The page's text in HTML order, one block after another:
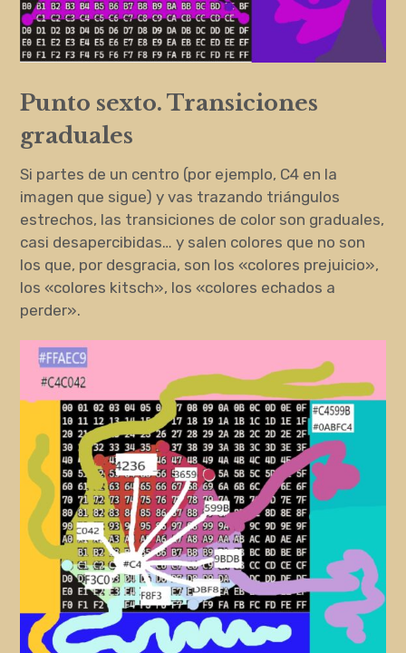
Punto sexto. Transiciones
graduales
Si partes de un centro (por ejemplo, C4 en la
imagen que sigue) y vas trazando triángulos
estrechos, las transiciones de color son graduales,
casi desapercibidas… y salen colores que no son
los que, por desgracia, son los «colores prejuicio»,
los «colores kitsch», los «colores echados a
perder».